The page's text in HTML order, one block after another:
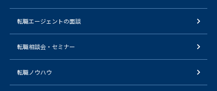
転職エージェントの面談
転職相談会・セミナー
転職ノウハウ